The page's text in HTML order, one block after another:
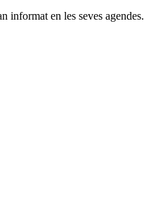
informat en les seves agendes.